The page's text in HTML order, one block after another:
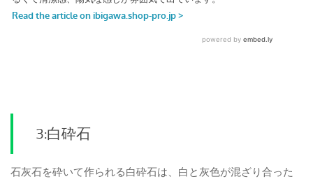
3:白砕石
石灰石を砕いて作られる白砕石は、白と灰色が混ざり合った